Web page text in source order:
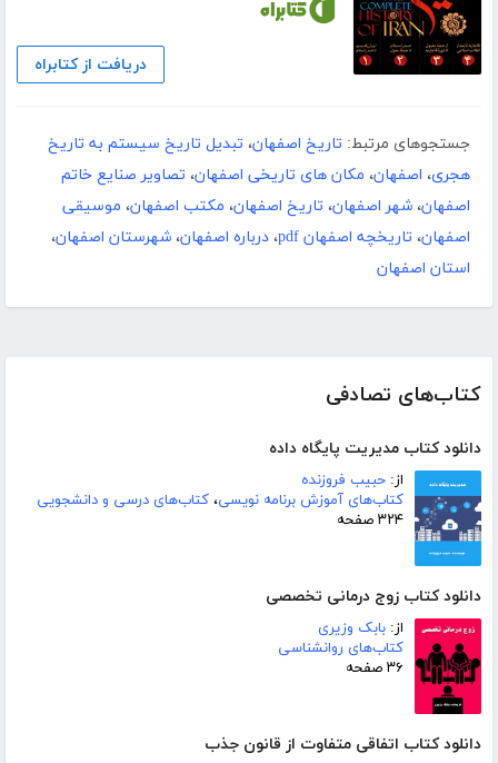
کتاب‌های تصادفی
دانلود کتاب مدیریت پایگاه داده
از: حبیب فروزنده
کتاب‌های آموزش برنامه نویسی، کتاب‌های درسی و دانشجویی
۳۲۴ صفحه
دانلود کتاب زوج درمانی تخصصی
از: بابک وزیری
کتاب‌های روانشناسی
۳۶ صفحه
دانلود کتاب اتفاقی متفاوت از قانون جذب
دریافت از کتابراه
جستجوهای مرتبط: تاریخ اصفهان، تبدیل تاریخ سیستم به تاریخ
هجری، اصفهان، مکان های تاریخی اصفهان، تصاویر صنایع خاتم
اصفهان، شهر اصفهان، تاریخ اصفهان، مکتب اصفهان، موسیقی
اصفهان، تاریخچه اصفهان pdf ، درباره اصفهان، شهرستان اصفهان،
استان اصفهان